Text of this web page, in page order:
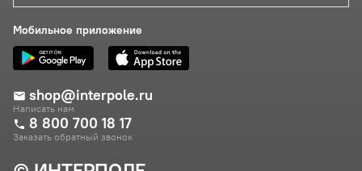
Мобильное приложение
shop@interpole.ru
Написать нам
8 800 700 18 17
Заказать обратный звонок